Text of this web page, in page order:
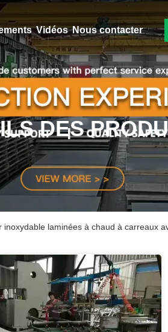
Vidéos Nous contacter
DES
laminées à chaud à carreaux